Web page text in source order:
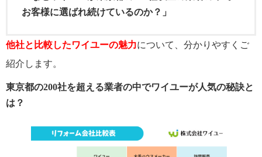
お客様に選ばれ続けているのか？」
他社と比較したワイユーの魅力について、分かりやすくご
紹介します。
東京都の200社を超える業者の中でワイユーが人気の秘訣と
は？